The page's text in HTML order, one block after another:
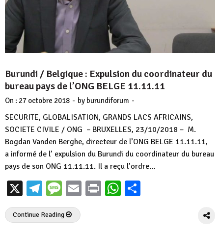
Burundi / Belgique : Expulsion du coordinateur du
bureau pays de l’ONG BELGE 11.11.11
On : 27 octobre 2018 - by burundiforum -
SECURITE, GLOBALISATION, GRANDS LACS AFRICAINS,
SOCIETE CIVILE / ONG – BRUXELLES, 23/10/2018 – M.
Bogdan Vanden Berghe, directeur de l’ONG BELGE 11.11.11,
a informé de l’ expulsion du Burundi du coordinateur du bureau
pays de son ONG 11.11.11. Il a reçu l’ordre…
X Telegram
Message
EmailPrintWhatsApp
Continue Reading